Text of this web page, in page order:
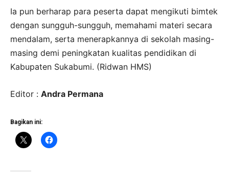
Ia pun berharap para peserta dapat mengikuti bimtek
dengan sungguh-sungguh, memahami materi secara
mendalam, serta menerapkannya di sekolah masing-
masing demi peningkatan kualitas pendidikan di
Kabupaten Sukabumi. (Ridwan HMS)
Editor : Andra Permana
Bagikan ini: